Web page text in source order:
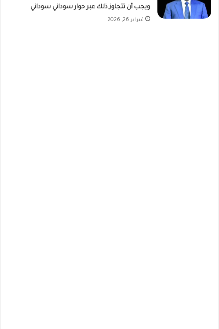
ويجب أن تتجاوز ذلك عبر حوار سوداني سوداني
فبراير 26, 2026